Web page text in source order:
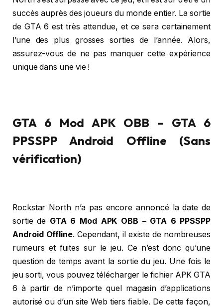
succès auprès des joueurs du monde entier. La sortie
de GTA 6 est très attendue, et ce sera certainement
l’une des plus grosses sorties de l’année. Alors,
assurez-vous de ne pas manquer cette expérience
unique dans une vie !
GTA 6 Mod APK OBB – GTA 6
PPSSPP Android Offline (Sans
vérification)
Rockstar North n’a pas encore annoncé la date de
sortie de GTA 6 Mod APK OBB – GTA 6 PPSSPP
Android Offline. Cependant, il existe de nombreuses
rumeurs et fuites sur le jeu. Ce n’est donc qu’une
question de temps avant la sortie du jeu. Une fois le
jeu sorti, vous pouvez télécharger le fichier APK GTA
6 à partir de n’importe quel magasin d’applications
autorisé ou d’un site Web tiers fiable. De cette façon,